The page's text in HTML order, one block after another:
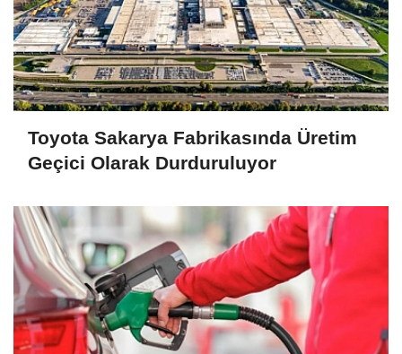
Toyota Sakarya Fabrikasında Üretim
Geçici Olarak Durduruluyor